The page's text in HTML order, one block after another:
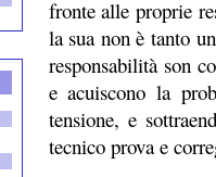
fronte alle proprie
la sua non è tanto
responsabilità son
e acuiscono la
tensione, e
tecnico prova e